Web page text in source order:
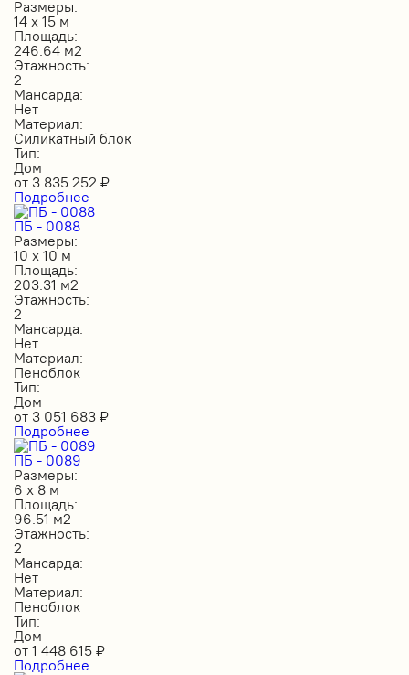
Размеры:
14 х 15 м
Площадь:
246.64 м2
Этажность:
2
Мансарда:
Нет
Материал:
Силикатный блок
Тип:
Дом
от 3 835 252 ₽
Подробнее
ПБ - 0088
Размеры:
10 х 10 м
Площадь:
203.31 м2
Этажность:
2
Мансарда:
Нет
Материал:
Пеноблок
Тип:
Дом
от 3 051 683 ₽
Подробнее
ПБ - 0089
Размеры:
6 х 8 м
Площадь:
96.51 м2
Этажность:
2
Мансарда:
Нет
Материал:
Пеноблок
Тип:
Дом
от 1 448 615 ₽
Подробнее